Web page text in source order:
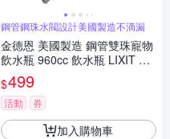
鋼管鋼珠水閥設計美國製造不滴漏
金德恩 美國製造 鋼管雙珠寵物
飲水瓶 960cc 飲水瓶 LIXIT 寵
物飲水器 寵物餵食器 寵物用品
$499
活動 券
加入購物車